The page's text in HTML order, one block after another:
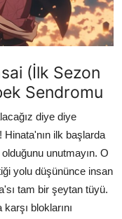
(İlk Sezon
Sendromu
diye diye
ilk başlarda
unutmayın. O
yolu düşününce insan
tam bir şeytan tüyü.
bloklarını